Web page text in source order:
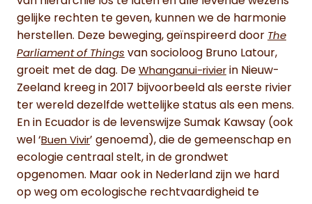
gelijke rechten te geven, kunnen we de harmonie
herstellen. Deze beweging, geïnspireerd door The
Parliament of Things van socioloog Bruno Latour,
groeit met de dag. De Whanganui-rivier in Nieuw-
Zeeland kreeg in 2017 bijvoorbeeld als eerste rivier
ter wereld dezelfde wettelijke status als een mens.
En in Ecuador is de levenswijze Sumak Kawsay (ook
wel ‘ Buen Vivir’ genoemd), die de gemeenschap en
ecologie centraal stelt, in de grondwet
opgenomen. Maar ook in Nederland zijn we hard
op weg om ecologische rechtvaardigheid te